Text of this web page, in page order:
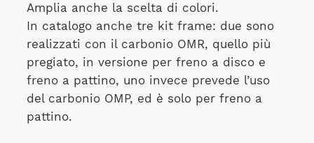
Amplia anche la scelta di colori.
In catalogo anche tre kit frame: due sono
realizzati con il carbonio OMR, quello più
pregiato, in versione per freno a disco e
freno a pattino, uno invece prevede l’uso
del carbonio OMP, ed è solo per freno a
pattino.